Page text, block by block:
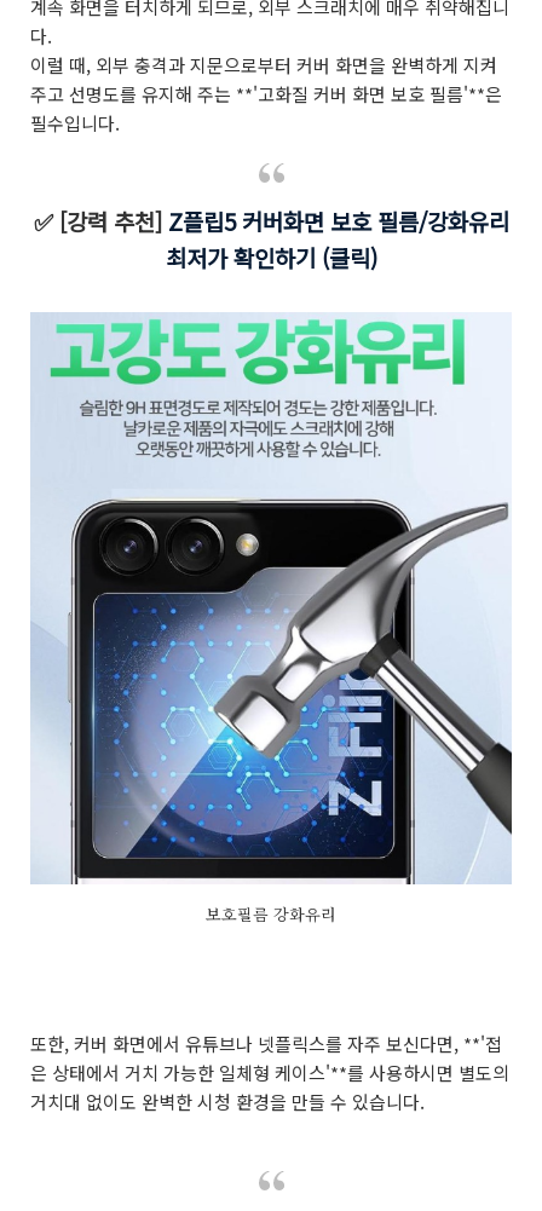
계속 화면을 터치하게 되므로, 외부 스크래치에 매우 취약해집니
다.
이럴 때, 외부 충격과 지문으로부터 커버 화면을 완벽하게 지켜
주고 선명도를 유지해 주는 **'고화질 커버 화면 보호 필름'**은
필수입니다.
✅ [강력 추천] Z플립5 커버화면 보호 필름/강화유리
최저가 확인하기 (클릭)
보호필름 강화유리
또한, 커버 화면에서 유튜브나 넷플릭스를 자주 보신다면, **'접
은 상태에서 거치 가능한 일체형 케이스'**를 사용하시면 별도의
거치대 없이도 완벽한 시청 환경을 만들 수 있습니다.